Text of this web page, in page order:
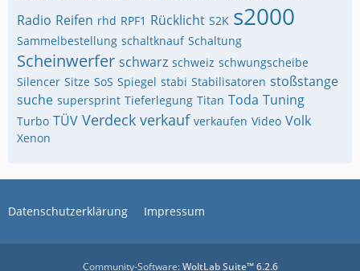
Radio Reifen rhd RPF1 Rücklicht S2K s2000
Sammelbestellung schaltknauf Schaltung
Scheinwerfer schwarz schweiz schwungscheibe
Silencer Sitze SoS Spiegel stabi Stabilisatoren stoßstange
suche supersprint Tieferlegung Titan Toda Tuning
Turbo TÜV Verdeck verkauf verkaufen Video Volk
Xenon
Datenschutzerklärung Impressum
Community-Software:WoltLab Suite™ 6.2.6